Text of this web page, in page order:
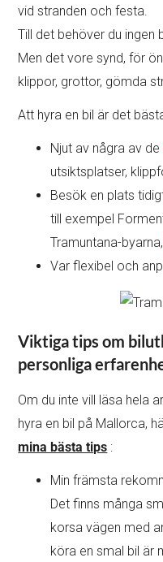
vid stranden och festa.
Till det behöver du ingen
Men det vore synd, för
klippor, grottor, gömda
Att hyra en bil är det
Njut av några av de
utsiktsplatser,
Besök en plats
till exempel
Tramuntana-
Var flexibel och
Viktiga tips om
personliga
Om du inte vill läsa hela
hyra en bil på Mallorca,
mina bästa tips :
Min främsta
Det finns många
korsa vägen med
köra en smal bil är